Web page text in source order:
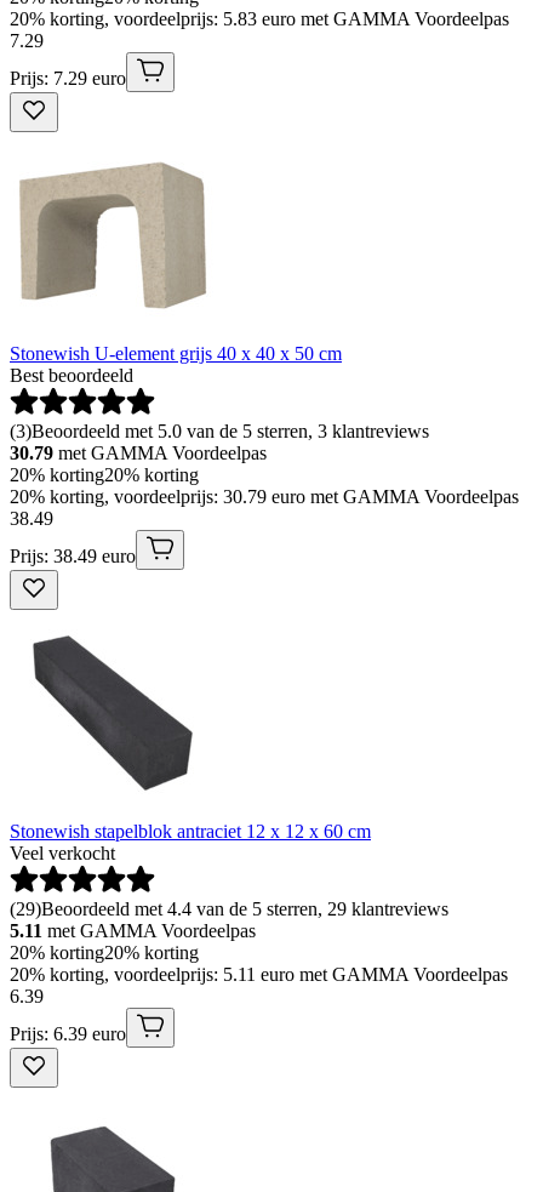
20% korting, voordeelprijs: 5.83 euro met GAMMA Voordeelpas
7.29
Prijs: 7.29 euro
Stonewish U-element grijs 40 x 40 x 50 cm
Best beoordeeld
(3)Beoordeeld met 5.0 van de 5 sterren, 3 klantreviews
30.79 met GAMMA Voordeelpas
20% korting20% korting
20% korting, voordeelprijs: 30.79 euro met GAMMA Voordeelpas
38.49
Prijs: 38.49 euro
Stonewish stapelblok antraciet 12 x 12 x 60 cm
Veel verkocht
(29)Beoordeeld met 4.4 van de 5 sterren, 29 klantreviews
5.11 met GAMMA Voordeelpas
20% korting20% korting
20% korting, voordeelprijs: 5.11 euro met GAMMA Voordeelpas
6.39
Prijs: 6.39 euro